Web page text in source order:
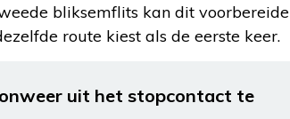
bliksemflits kan dit voorbereide
route kiest als de eerste keer.
uit het stopcontact te